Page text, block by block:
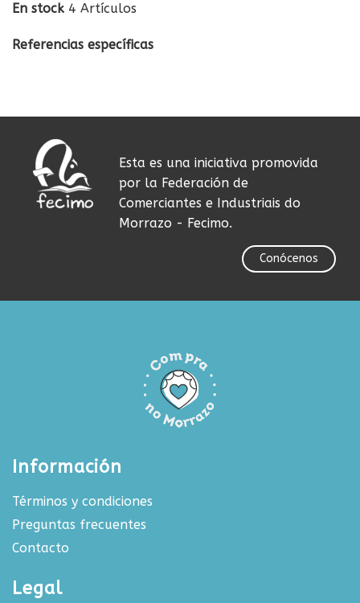
En stock 4 Artículos
Referencias específicas
Esta es una iniciativa promovida
por la Federación de
Comerciantes e Industriais do
Morrazo - Fecimo.
Conócenos
Información
Términos y condiciones
Preguntas frecuentes
Contacto
Legal